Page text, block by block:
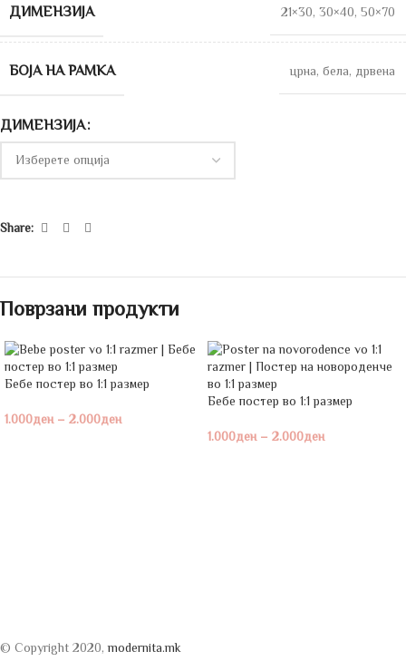
ДИМЕНЗИЈА 21×30, 30×40, 50×70
БОЈА НА РАМКА црна, бела, дрвена
ДИМЕНЗИЈА
Share:
Поврзани продукти
Бебе постeр во 1:1 размер
1.000ден – 2.000ден
Бебе постeр во 1:1 размер
1.000ден – 2.000ден
© Copyright 2020,modernita.mk